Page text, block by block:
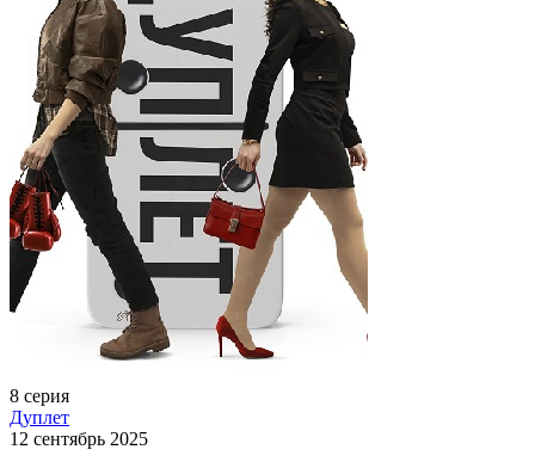
8 серия
Дуплет
12 сентябрь 2025